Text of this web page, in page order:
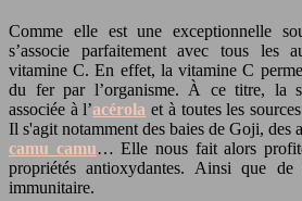
Comme elle est une exceptionnelle
s’associe parfaitement avec tous les
vitamine C. En effet, la vitamine C
du fer par l’organisme. À ce titre, la
associée à l’acérola et à toutes les
Il s'agit notamment des baies de Goji, des
camu camu… Elle nous fait alors
propriétés antioxydantes. Ainsi que
immunitaire.